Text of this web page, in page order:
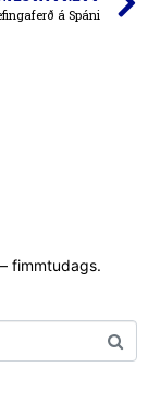
á Spáni
fimmtudags.